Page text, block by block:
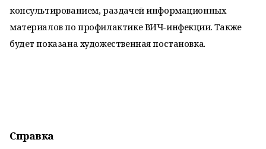
консультированием, раздачей информационных
материалов по профилактике ВИЧ-инфекции. Также
будет показана художественная постановка.
Справка